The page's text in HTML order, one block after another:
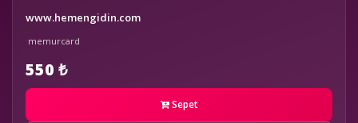
www.hemengidin.com
memurcard
550 ₺
Sepet